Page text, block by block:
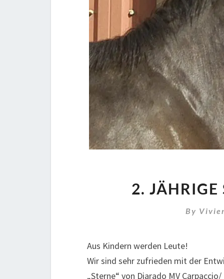
2.
By
Aus Kindern werden Leute!
Wir sind sehr zufrieden mit der
„Sterne“ von Diarado MV